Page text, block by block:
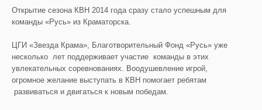
Открытие сезона КВН 2014 года сразу стало успешным для
команды «Русь» из Краматорска.
ЦГИ «Звезда Крама», Благотворительный Фонд «Русь» уже
несколько лет поддерживает участие команды в этих
увлекательных соревнованиях. Воодушевление игрой,
огромное желание выступать в КВН помогает ребятам
развиваться и двигаться к новым победам.